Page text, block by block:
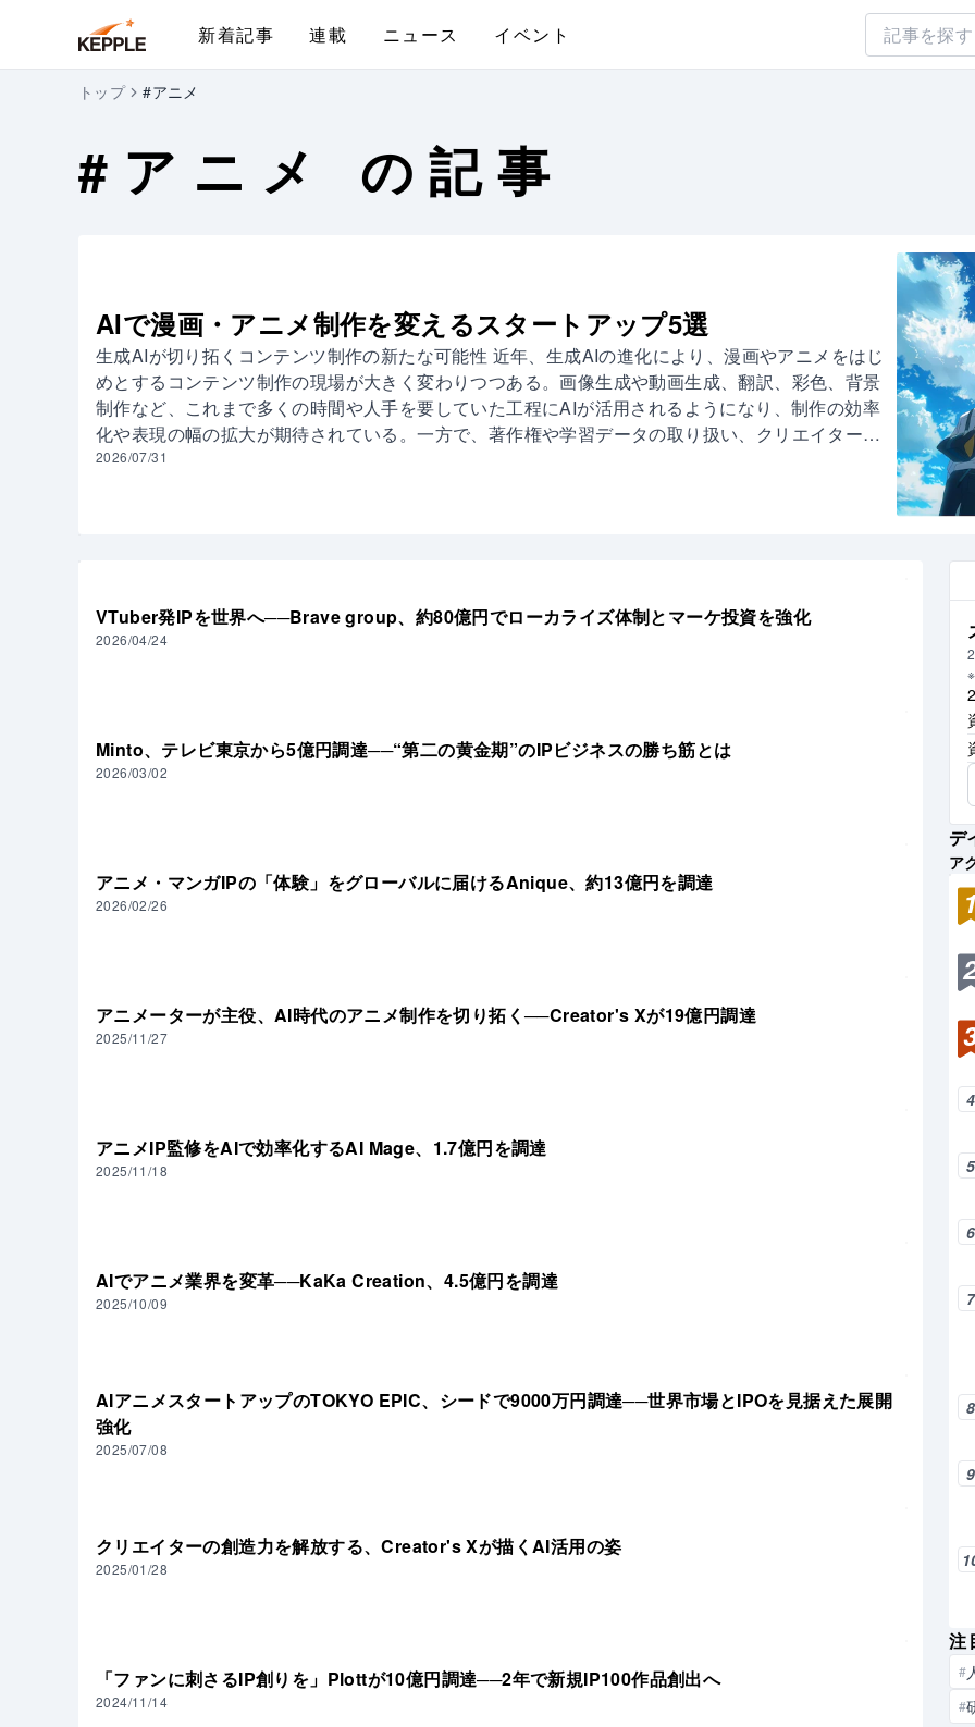
新着記事 連載 ニュース イベント
トップ #アニメ
# アニメ の記事
AIで漫画・アニメ制作を変えるスタートアップ5選
生成AIが切り拓くコンテンツ制作の新たな可能性 近年、生成AIの進化により、漫画やアニメをはじ
めとするコンテンツ制作の現場が大きく変わりつつある。画像生成や動画生成、翻訳、彩色、背景
制作など、これまで多くの時間や人手を要していた工程にAIが活用されるようになり、制作の効率
化や表現の幅の拡大が期待されている。一方で、著作権や学習データの取り扱い、クリエイターと
の協業のあり方など、新たな課題についても議論が続いている。 こうした中、AIを「クリエイター
2026/07/31
VTuber発IPを世界へ──Brave group、約80億円でローカライズ体制とマーケ投資を強化
2026/04/24
Minto、テレビ東京から5億円調達──“第二の黄金期”のIPビジネスの勝ち筋とは
2026/03/02
アニメ・マンガIPの「体験」をグローバルに届けるAnique、約13億円を調達
2026/02/26
アニメーターが主役、AI時代のアニメ制作を切り拓く──Creator's Xが19億円調達
2025/11/27
アニメIP監修をAIで効率化するAI Mage、1.7億円を調達
2025/11/18
AIでアニメ業界を変革──KaKa Creation、4.5億円を調達
2025/10/09
AIアニメスタートアップのTOKYO EPIC、シードで9000万円調達──世界市場とIPOを見据えた展開
強化
2025/07/08
クリエイターの創造力を解放する、Creator's Xが描くAI活用の姿
2025/01/28
「ファンに刺さるIP創りを」Plottが10億円調達──2年で新規IP100作品創出へ
2024/11/14
デ
ア
4
5
6
7
8
9
注
#
#